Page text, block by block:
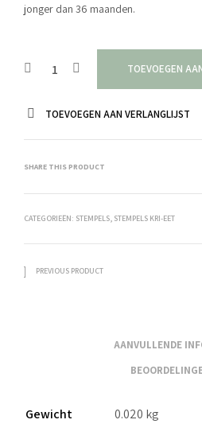
jonger dan 36 maanden.
TOEVOEGEN
TOEVOEGEN AAN VERLANGLIJST
SHARE THIS PRODUCT
CATEGORIEËN: STEMPELS, STEMPELS KRI-EET
PREVIOUS PRODUCT
AANVULLENDE
Gewicht 0.020 kg